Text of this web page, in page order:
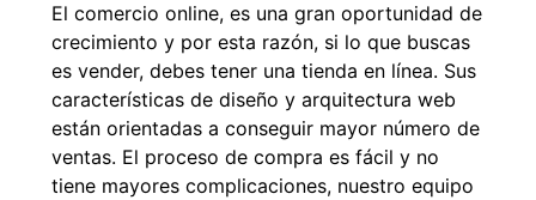
El comercio online, es una gran oportunidad de
crecimiento y por esta razón, si lo que buscas
es vender, debes tener una tienda en línea. Sus
características de diseño y arquitectura web
están orientadas a conseguir mayor número de
ventas. El proceso de compra es fácil y no
tiene mayores complicaciones, nuestro equipo